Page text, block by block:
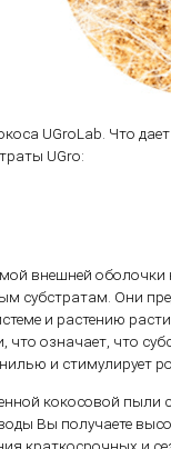
UGroLab. Что
UGro:
внешней оболочки
субстратам. Они
и растению расти
означает, что
и стимулирует
кокосовой
Вы получаете
краткосрочных и